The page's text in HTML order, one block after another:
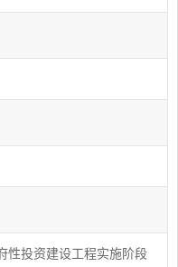
性投资建设工程实施阶段